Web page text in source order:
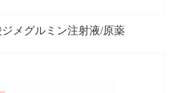
メグルミン注射液/原薬